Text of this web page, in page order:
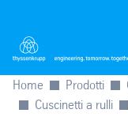
Home Prodotti
Cuscinetti a rulli